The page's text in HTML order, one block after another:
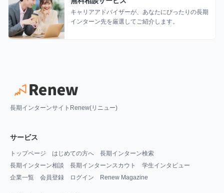
キャリアアドバイザーが、あなたにぴったりの長期
インターン先を厳選してご紹介します。
長期インターンサイトRenew(リニュー)
サービス
トップページ はじめての方へ
長期インターン検索
長期インターン相談
長期インターンスカウト
学生インタビュー
企業一覧
会員登録 ログイン Renew Magazine